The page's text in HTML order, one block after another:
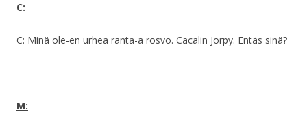
C:
C: Minä ole-en urhea ranta-a rosvo. Cacalin Jorpy. Entäs sinä?
M: